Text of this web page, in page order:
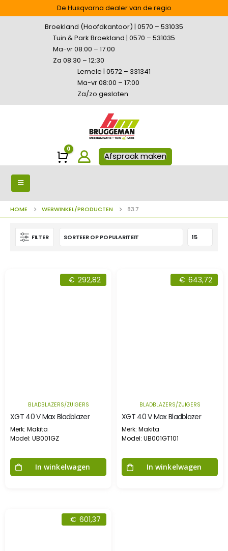
De Husqvarna dealer van de regio
Broekland (Hoofdkantoor) | 0570 – 531035
Tuin & Park Broekland | 0570 – 531035
Ma-vr 08:00 – 17:00
Za 08:30 – 12:30
Lemele | 0572 – 331341
Ma-vr 08:00 – 17:00
Za/zo gesloten
Winkelwagen
0
Afspraak maken
HOME WEBWINKEL/PRODUCTEN 83.7
FILTER
€ 292,82
BLADBLAZERS/ZUIGERS
XGT 40 V Max Bladblazer
Merk: Makita
Model: UB001GZ
In winkelwagen
€ 643,72
BLADBLAZERS/ZUIGERS
XGT 40 V Max Bladblazer
Merk: Makita
Model: UB001GT101
In winkelwagen
€ 601,37